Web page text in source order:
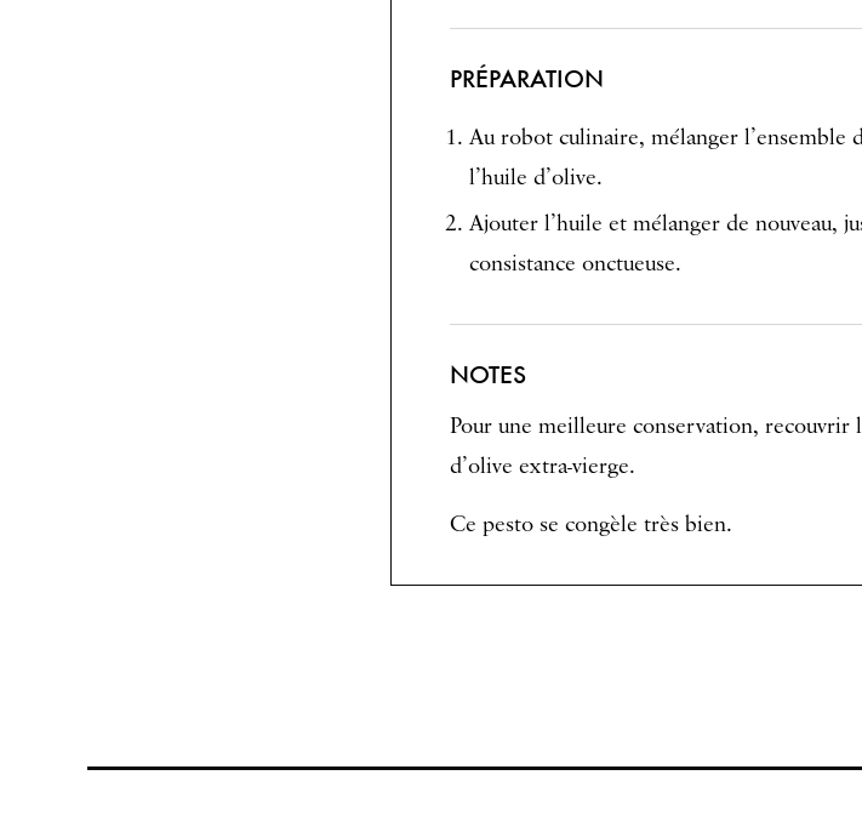
PRÉPARATION
Au robot culinaire, mélanger l’ensemble
l’huile d’olive.
Ajouter l’huile et mélanger de nouveau,
consistance onctueuse.
NOTES
Pour une meilleure conservation, recouvrir
d’olive extra-vierge.
Ce pesto se congèle très bien.